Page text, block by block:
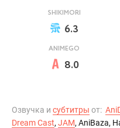
SHIKIMORI
6.3
ANIMEGO
8.0
Озвучка и субтитры от:
Dream Cast, JAM, AniBaza,